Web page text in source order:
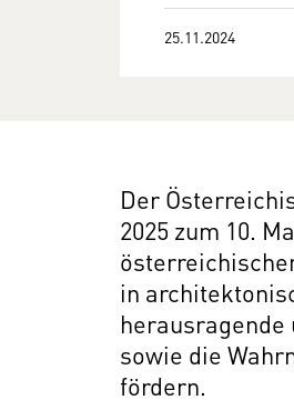
25.11.2024
Der
2025 zum 10.
in
sowie die
fördern.